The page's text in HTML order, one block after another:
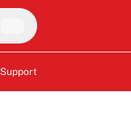
Support